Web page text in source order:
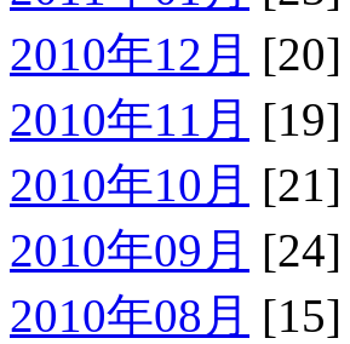
2010年12月 [20]
2010年11月 [19]
2010年10月 [21]
2010年09月 [24]
2010年08月 [15]